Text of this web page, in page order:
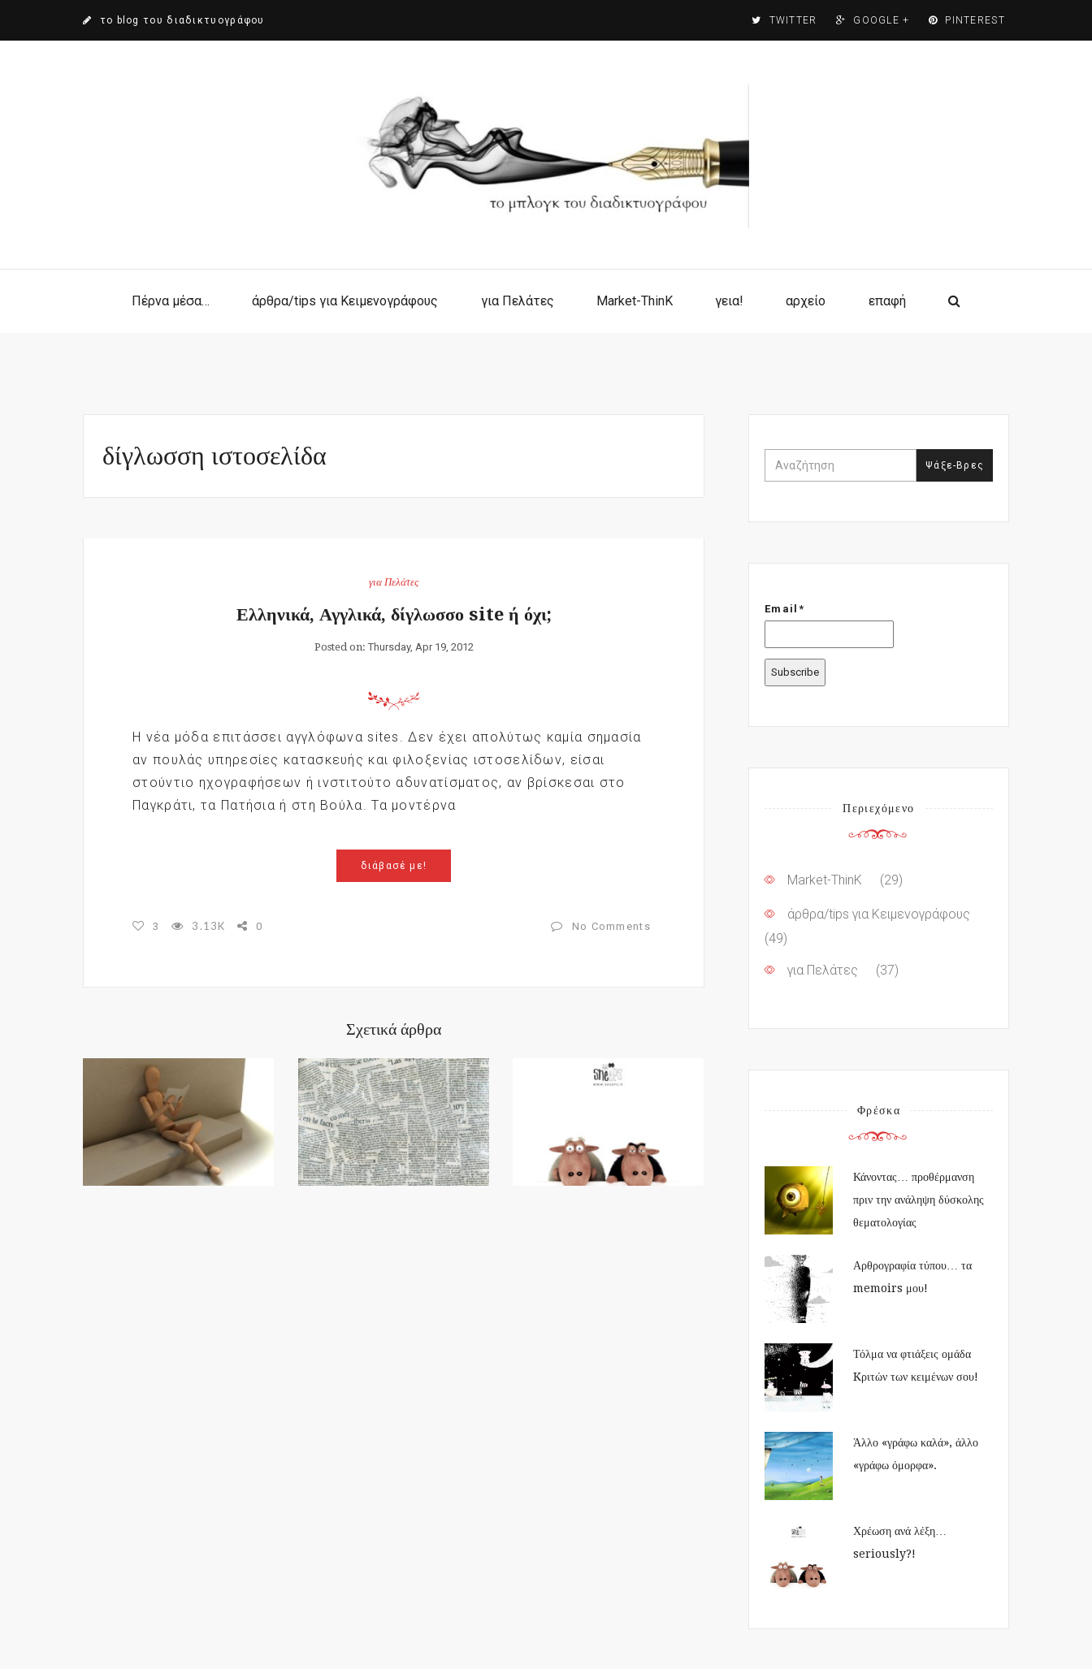
το blog του διαδικτυογράφου TWITTER GOOGLE + PINTEREST
Πέρνα μέσα… άρθρα/tips για Κειμενογράφους για Πελάτες Market-ThinK γεια! αρχείο επαφή
δίγλωσση ιστοσελίδα
για Πελάτες
Ελληνικά, Αγγλικά, δίγλωσσο site ή όχι;
Posted on: Thursday, Apr 19, 2012
Η νέα μόδα επιτάσσει αγγλόφωνα sites. Δεν έχει απολύτως καμία σημασία
αν πουλάς υπηρεσίες κατασκευής και φιλοξενίας ιστοσελίδων, είσαι
στούντιο ηχογραφήσεων ή ινστιτούτο αδυνατίσματος, αν βρίσκεσαι στο
Παγκράτι, τα Πατήσια ή στη Βούλα. Τα μοντέρνα
διάβασέ με!
3 3.13K 0 No Comments
Σχετικά άρθρα
Email*
Περιεχόμενο
Market-ThinK (29)
άρθρα/tips για Κειμενογράφους
(49)
για Πελάτες (37)
Φρέσκα
Κάνοντας… προθέρμανση
πριν την ανάληψη δύσκολης
θεματολογίας
Αρθρογραφία τύπου… τα
memoirs μου!
Τόλμα να φτιάξεις ομάδα
Kριτών των κειμένων σου!
Άλλο «γράφω καλά», άλλο
«γράφω όμορφα».
Χρέωση ανά λέξη…
seriously?!